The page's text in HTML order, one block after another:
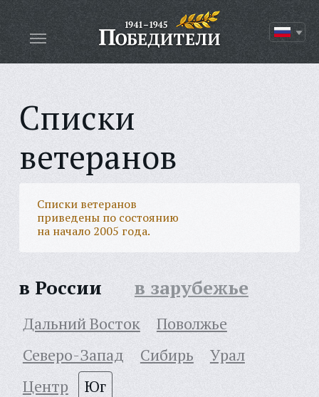
Списки
ветеранов
Списки ветеранов
приведены по состоянию
на начало 2005 года.
в России в зарубежье
Дальний Восток
Поволжье
Северо-Запад
Сибирь
Урал
Центр
Юг